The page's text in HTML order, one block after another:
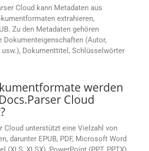
Cloud kann Metadaten aus
extrahieren,
Zu den Metadaten gehören
Dokumenteigenschaften (Autor,
Dokumenttitel, Schlüsselwörter
werden
Cloud
Cloud unterstützt eine Vielzahl von
darunter EPUB, PDF, Microsoft Word